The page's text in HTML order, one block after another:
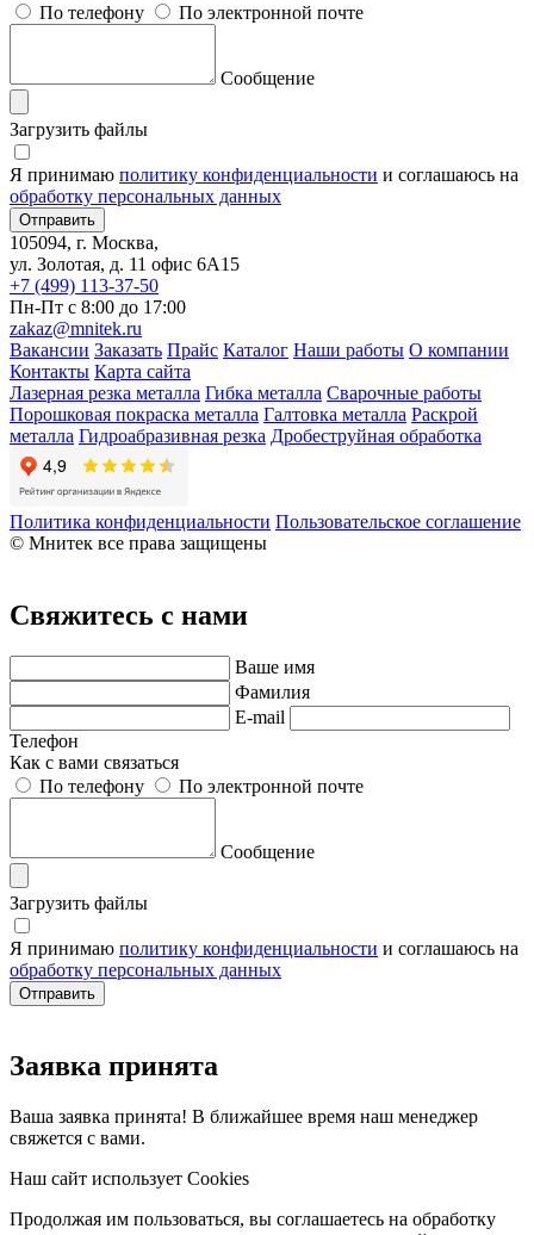
По телефону
По электронной почте
Сообщение
Загрузить файлы
Я принимаю политику конфиденциальности и соглашаюсь на
обработку персональных данных
105094, г. Москва,
ул. Золотая, д. 11 офис 6А15
+7 (499) 113-37-50
Пн-Пт с 8:00 до 17:00
zakaz@mnitek.ru
Вакансии Заказать Прайс Каталог Наши работы О компании
Контакты Карта сайта
Лазерная резка металла Гибка металла Сварочные работы
Порошковая покраска металла Галтовка металла Раскрой
металла Гидроабразивная резка Дробеструйная обработка
Политика конфиденциальности Пользовательское соглашение
© Мнитек все права защищены
Свяжитесь с нами
Ваше имя
Фамилия
E-mail
Телефон
Как с вами связаться
По телефону
По электронной почте
Сообщение
Загрузить файлы
Я принимаю политику конфиденциальности и соглашаюсь на
обработку персональных данных
Заявка принята
Ваша заявка принята! В ближайшее время наш менеджер
свяжется с вами.
Наш сайт использует Cookies
Продолжая им пользоваться, вы соглашаетесь на обработку